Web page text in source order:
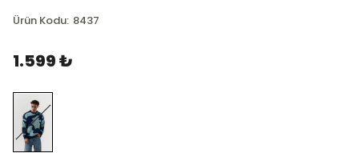
Ürün Kodu: 8437
1.599 ₺